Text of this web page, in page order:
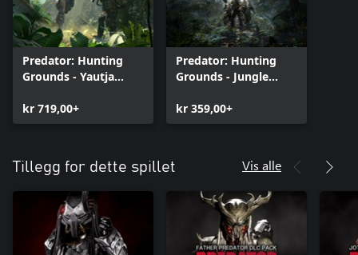
Predator: Hunting
Grounds - Yautja
kr 719,00+
Predator: Hunting
Grounds - Jungle
kr 359,00+
Tillegg for dette spillet Vis alle